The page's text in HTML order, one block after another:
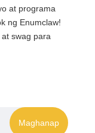
at programa
ng Enumclaw!
swag para